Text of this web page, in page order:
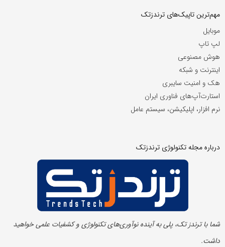
مهم‌ترین تاپیک‌های ترندزتک
موبایل
لپ تاپ
هوش مصنوعی
اینترنت و شبکه
هک و امنیت سایبری
استارت‌آپ‌های فناوری ایران
نرم افزار، اپلیکیشن، سیستم عامل
درباره مجله تکنولوژی ترندزتک
شما با ترندز تک، پلی به آینده‌ نوآوری‌های تکنولوژی و کشفیات علمی خواهید
داشت.